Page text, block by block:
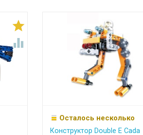


Осталось несколько
Конструктор Double E Cada